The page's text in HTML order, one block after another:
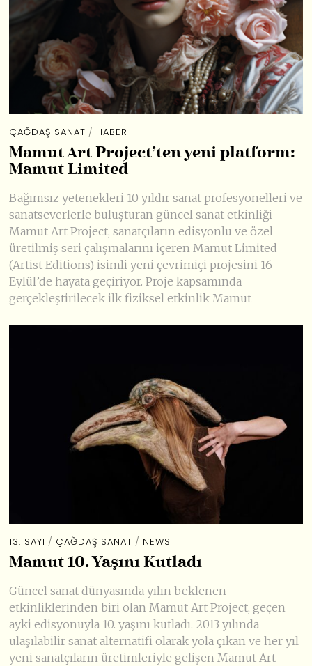
ÇAĞDAŞ SANAT / HABER
Mamut Art Project’ten yeni platform:
Mamut Limited
Bağımsız yetenekleri 10 yıldır sanat profesyonelleri ve
sanatseverlerle buluşturan güncel sanat etkinliği
Mamut Art Project, sanatçıların edisyonlu ve özel
üretilmiş seri çalışmalarını içeren Mamut Limited
(Artist Editions) isimli yeni çevrimiçi projesini 16
Eylül’de hayata geçiriyor. Proje kapsamında
gerçekleştirilecek ilk fiziksel etkinlik Mamut
13. SAYI / ÇAĞDAŞ SANAT / NEWS
Mamut 10. Yaşını Kutladı
Güncel sanat dünyasında yılın beklenen
etkinliklerinden biri olan Mamut Art Project, geçen
ayki edisyonuyla 10. yaşını kutladı. 2013 yılında
ulaşılabilir sanat alternatifi olarak yola çıkan ve her yıl
yeni sanatçıların üretimleriyle gelişen Mamut Art